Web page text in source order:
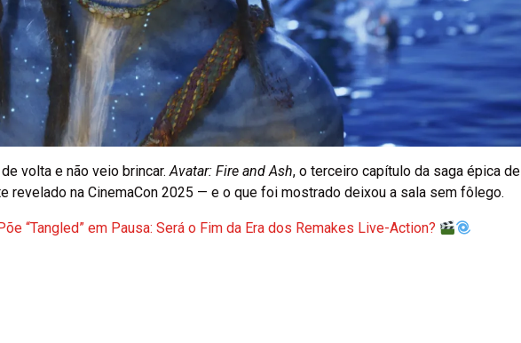
volta e não veio brincar.Avatar: Fire and Ash, o terceiro capítulo da saga épica de
revelado na CinemaCon 2025 — e o que foi mostrado deixou a sala sem fôlego.
“Tangled” em Pausa: Será o Fim da Era dos Remakes Live-Action?